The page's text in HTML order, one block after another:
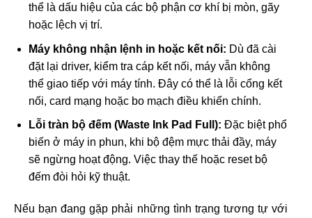
thể là dấu hiệu của các bộ phận cơ khí bị mòn, gãy
hoặc lệch vị trí.
Máy không nhận lệnh in hoặc kết nối: Dù đã cài
đặt lại driver, kiểm tra cáp kết nối, máy vẫn không
thể giao tiếp với máy tính. Đây có thể là lỗi cổng kết
nối, card mạng hoặc bo mạch điều khiển chính.
Lỗi tràn bộ đếm (Waste Ink Pad Full): Đặc biệt phổ
biến ở máy in phun, khi bộ đệm mực thải đầy, máy
sẽ ngừng hoạt động. Việc thay thế hoặc reset bộ
đếm đòi hỏi kỹ thuật.
Nếu bạn đang gặp phải những tình trạng tương tự với